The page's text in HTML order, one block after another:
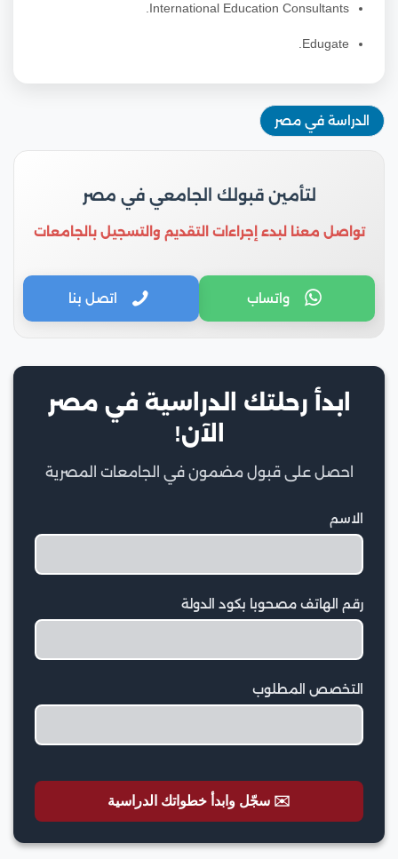
International Education Consultants.
Edugate.
الدراسة في مصر
لتأمين قبولك الجامعي في مصر
تواصل معنا لبدء إجراءات التقديم والتسجيل بالجامعات
واتساب اتصل بنا
ابدأ رحلتك الدراسية في مصر
الآن!
احصل على قبول مضمون في الجامعات المصرية
الاسم
رقم الهاتف مصحوبا بكود الدولة
التخصص المطلوب
✉️ سجّل وابدأ خطواتك الدراسية